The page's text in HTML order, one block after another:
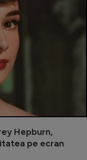
Hepburn,
pe ecran